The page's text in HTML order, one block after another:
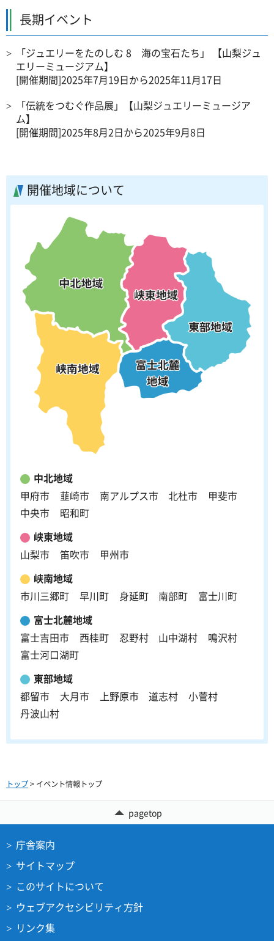
長期イベント
「ジュエリーをたのしむ 8 海の宝石たち」 【山梨ジュ
エリーミュージアム】
[開催期間]2025年7月19日から2025年11月17日
「伝統をつむぐ作品展」【山梨ジュエリーミュージア
ム】
[開催期間]2025年8月2日から2025年9月8日
開催地域について
中北地域
甲府市
韮崎市 南アルプス市 北杜市
甲斐市
中央市
昭和町
峡東地域
山梨市
笛吹市
甲州市
峡南地域
市川三郷町
早川町 身延町 南部町
富士川町
富士北麓地域
富士吉田市
西桂町 忍野村 山中湖村
鳴沢村
富士河口湖町
東部地域
都留市
大月市 上野原市 道志村
小菅村
丹波山村
トップ> イベント情報トップ
pagetop
庁舎案内
サイトマップ
このサイトについて
ウェブアクセシビリティ方針
リンク集